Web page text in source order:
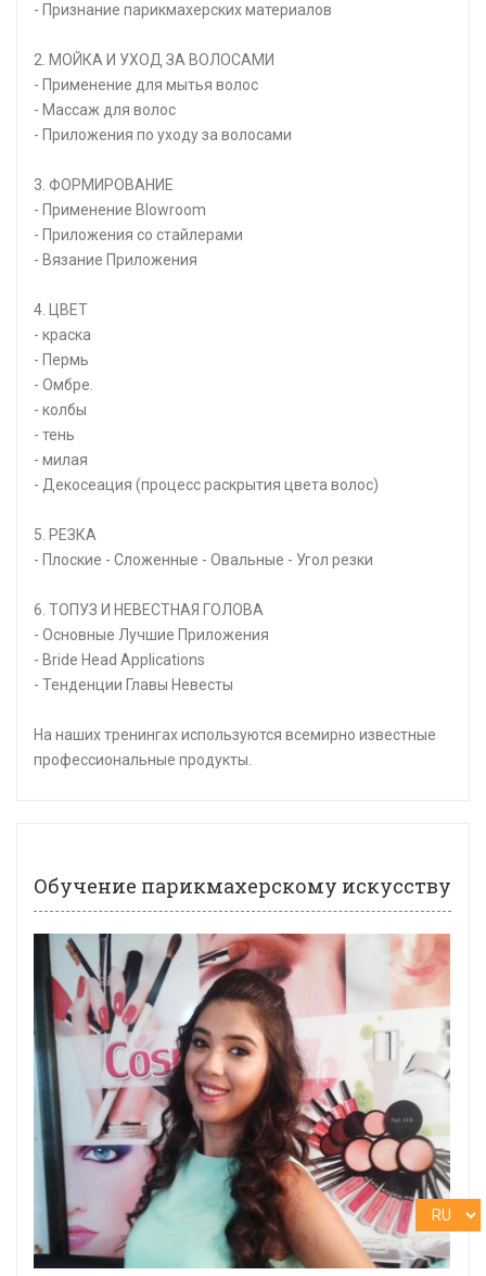
- Признание парикмахерских материалов
2. МОЙКА И УХОД ЗА ВОЛОСАМИ
- Применение для мытья волос
- Массаж для волос
- Приложения по уходу за волосами
3. ФОРМИРОВАНИЕ
- Применение Blowroom
- Приложения со стайлерами
- Вязание Приложения
4. ЦВЕТ
- краска
- Пермь
- Омбре.
- колбы
- тень
- милая
- Декосеация (процесс раскрытия цвета волос)
5. РЕЗКА
- Плоские - Сложенные - Овальные - Угол резки
6. ТОПУЗ И НЕВЕСТНАЯ ГОЛОВА
- Основные Лучшие Приложения
- Bride Head Applications
- Тенденции Главы Невесты
На наших тренингах используются всемирно известные
профессиональные продукты.
Обучение парикмахерскому искусству